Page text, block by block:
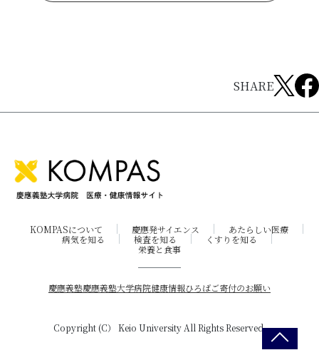
SHARE
KOMPASについて 慶應発サイエンス
あたらしい医療
病気を知る
検査を知る
くすりを知る
栄養と食事
慶應義塾慶應義塾大学病院健康情報ひろばご寄付のお願い
Copyright (C） Keio University All Rights Reserved.